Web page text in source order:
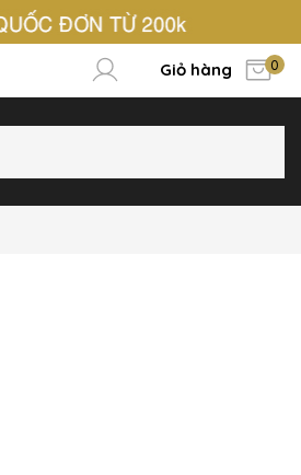
Giỏ hàng 0